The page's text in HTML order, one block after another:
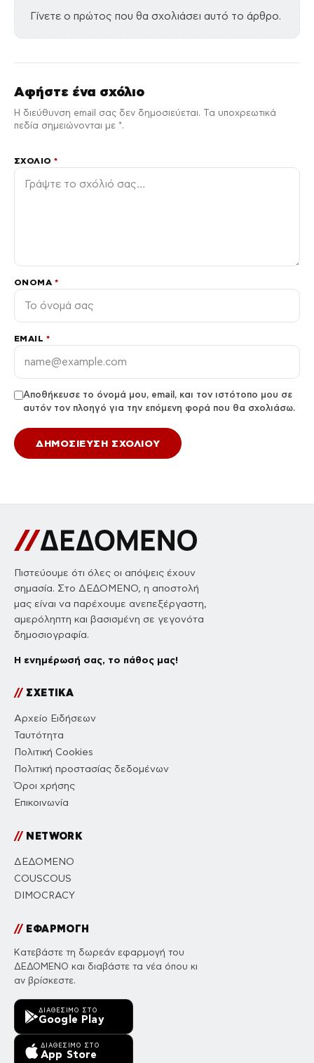
Γίνετε ο πρώτος που θα σχολιάσει αυτό το άρθρο.
Αφήστε ένα σχόλιο
Η διεύθυνση email σας δεν δημοσιεύεται. Τα υποχρεωτικά
πεδία σημειώνονται με *.
ΣΧΌΛΙΟ*
ΌΝΟΜΑ *
EMAIL *
Αποθήκευσε το όνομά μου, email, και τον ιστότοπο μου σε
αυτόν τον πλοηγό για την επόμενη φορά που θα σχολιάσω.
Πιστεύουμε ότι όλες οι απόψεις έχουν
σημασία. Στο ΔΕΔΟΜΕΝΟ, η αποστολή
μας είναι να παρέχουμε ανεπεξέργαστη,
αμερόληπτη και βασισμένη σε γεγονότα
δημοσιογραφία.
Η ενημέρωσή σας, το πάθος μας!
//ΣΧΕΤΙΚΑ
Αρχείο Ειδήσεων
Ταυτότητα
Πολιτική Cookies
Πολιτική προστασίας δεδομένων
Όροι χρήσης
Επικοινωνία
//NETWORK
ΔΕΔΟΜΕΝΟ
COUSCOUS
DIMOCRACY
//ΕΦΑΡΜΟΓΗ
Κατεβάστε τη δωρεάν εφαρμογή του
ΔΕΔΟΜΕΝΟ και διαβάστε τα νέα όπου κι
αν βρίσκεστε.
ΔΙΑΘΈΣΙΜΟ ΣΤΟ
Google Play
ΔΙΑΘΈΣΙΜΟ ΣΤΟ
App Store